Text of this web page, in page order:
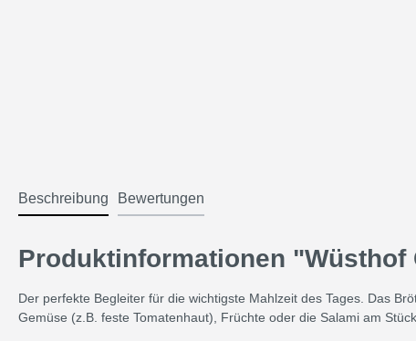
Beschreibung Bewertungen
Produktinformationen
Der perfekte Begleiter für die wichtigste Mahlzeit des Tages. Das
Gemüse (z.B. feste Tomatenhaut), Früchte oder die Salami am